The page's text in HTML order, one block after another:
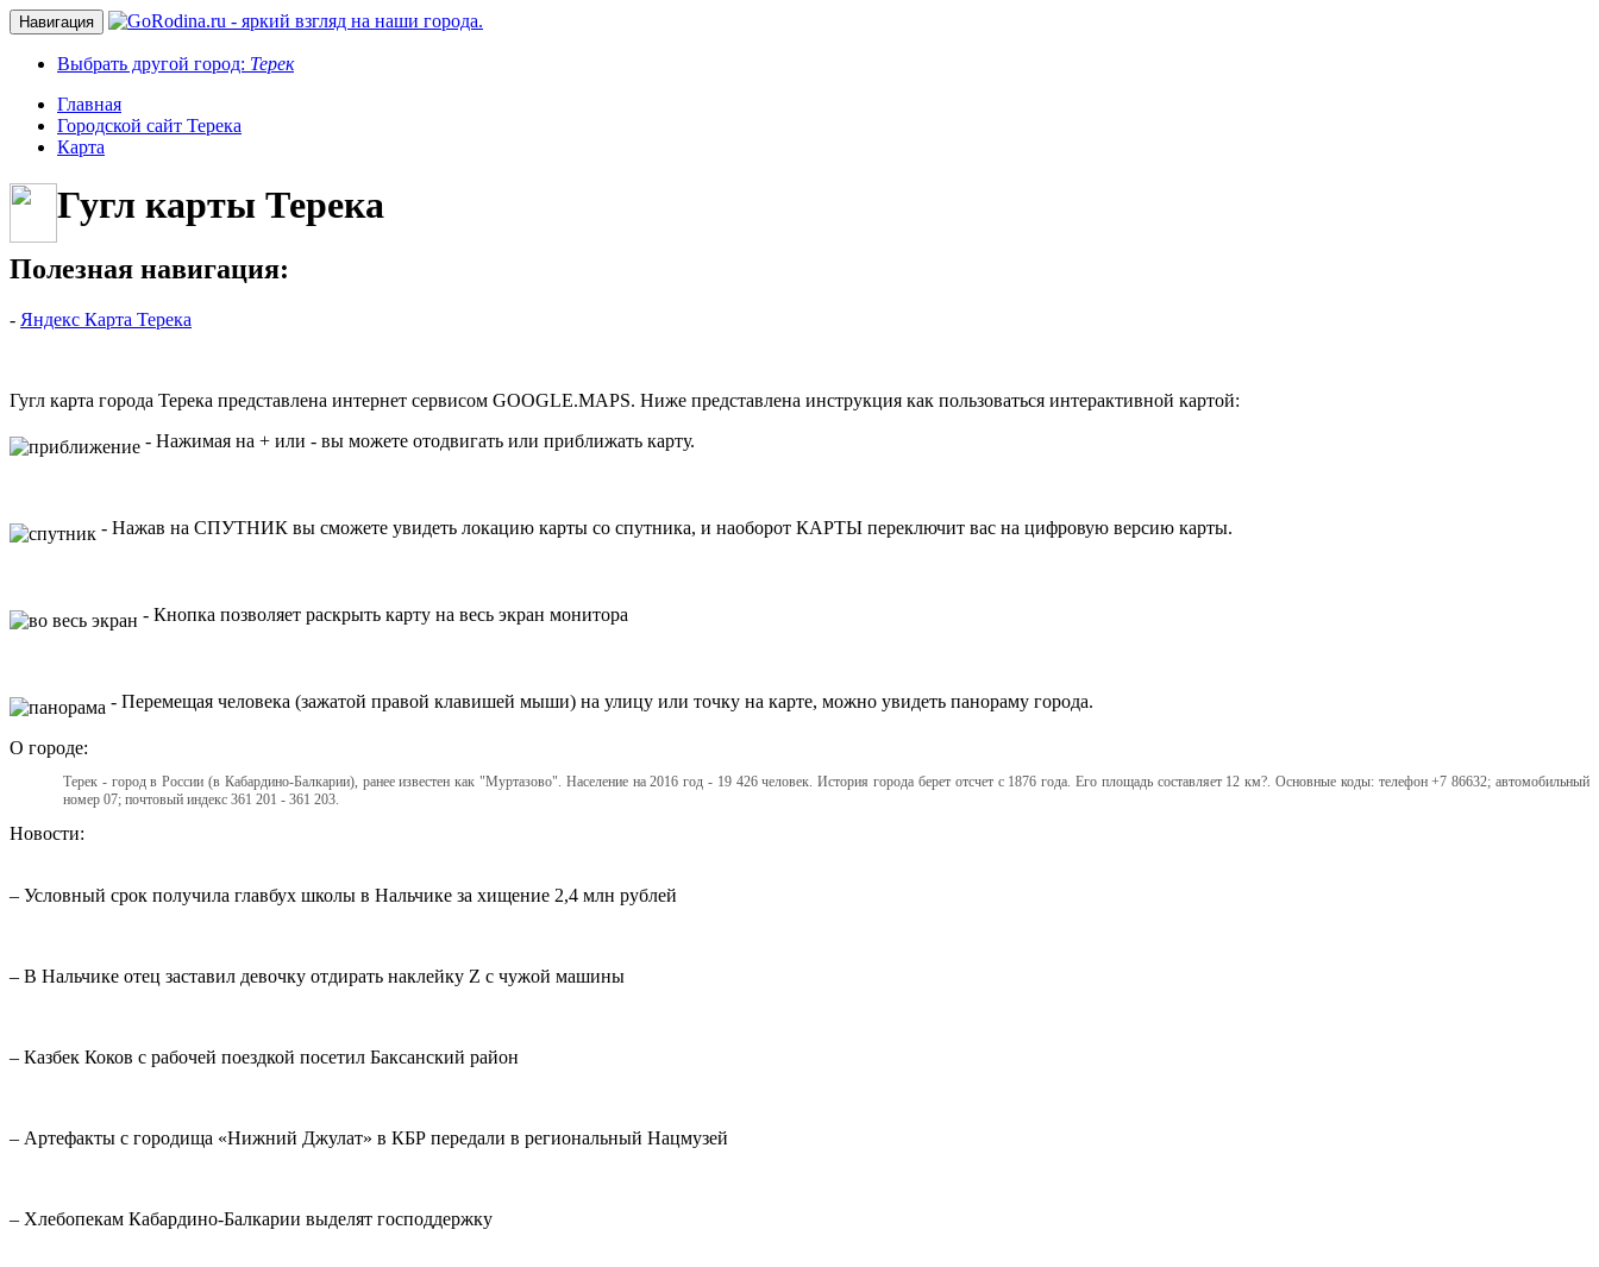
Навигация
Выбрать другой город: Терек
Главная
Городской сайт Терека
Карта
Гугл карты Терека
Полезная навигация:
- Яндекс Карта Терека
Гугл карта города Терека представлена интернет сервисом GOOGLE.MAPS. Ниже представлена инструкция как пользоваться интерактивной картой:
- Нажимая на + или - вы можете отодвигать или приближать карту.
- Нажав на СПУТНИК вы сможете увидеть локацию карты со спутника, и наоборот КАРТЫ переключит вас на цифровую версию карты.
- Кнопка позволяет раскрыть карту на весь экран монитора
- Перемещая человека (зажатой правой клавишей мыши) на улицу или точку на карте, можно увидеть панораму города.
О городе:
Терек - город в России (в Кабардино-Балкарии), ранее известен как "Муртазово". Население на 2016 год - 19 426 человек. История города берет отсчет с 1876 года. Его площадь составляет 12 км?. Основные коды: телефон +7 86632; автомобильный
номер 07; почтовый индекс 361 201 - 361 203.
Новости:
– Условный срок получила главбух школы в Нальчике за хищение 2,4 млн рублей
– В Нальчике отец заставил девочку отдирать наклейку Z с чужой машины
– Казбек Коков с рабочей поездкой посетил Баксанский район
– Артефакты с городища «Нижний Джулат» в КБР передали в региональный Нацмузей
– Хлебопекам Кабардино-Балкарии выделят господдержку